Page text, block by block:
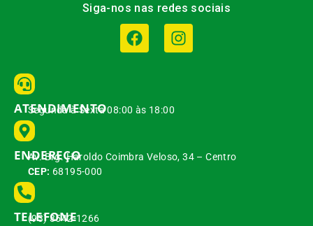
Siga-nos nas redes sociais
ATENDIMENTO
Segunda à Sexta 08:00 às 18:00
ENDEREÇO
Av. Brg. Haroldo Coimbra Veloso, 34 – Centro
CEP: 68195-000
TELEFONE
(93) 3542-1266